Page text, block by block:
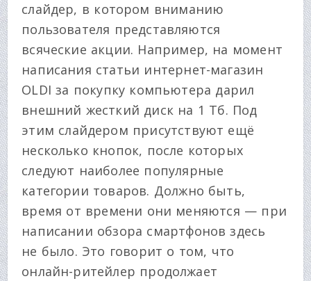
слайдер, в котором вниманию
пользователя представляются
всяческие акции. Например, на момент
написания статьи интернет-магазин
OLDI за покупку компьютера дарил
внешний жесткий диск на 1 Тб. Под
этим слайдером присутствуют ещё
несколько кнопок, после которых
следуют наиболее популярные
категории товаров. Должно быть,
время от времени они меняются — при
написании обзора смартфонов здесь
не было. Это говорит о том, что
онлайн-ритейлер продолжает